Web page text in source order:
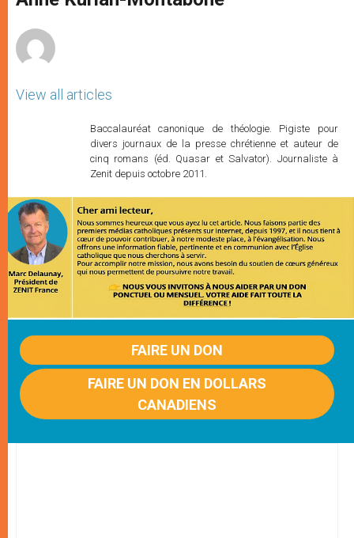
p e k
View all articles
Baccalauréat canonique de théologie. Pigiste pour
divers journaux de la presse chrétienne et auteur de
cinq romans (éd. Quasar et Salvator). Journaliste à
Zenit depuis octobre 2011.
FAIRE UN DON
FAIRE UN DON EN DOLLARS
CANADIENS